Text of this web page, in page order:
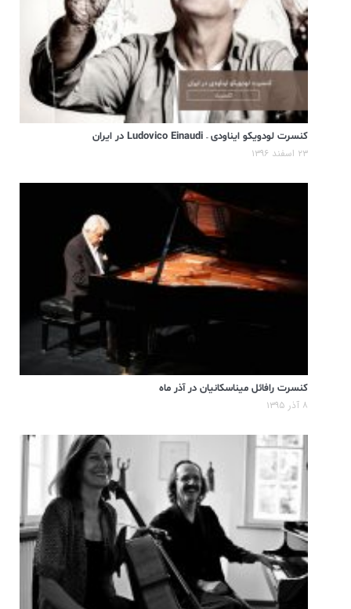
کنسرت لودویکو ایناودی – Ludovico Einaudi در ایران
۲۳ اسفند ۱۳۹۶
کنسرت رافائل میناسکانیان در آذر ماه
۸ آذر ۱۳۹۵